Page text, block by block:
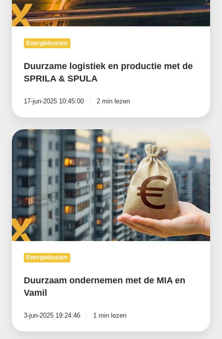
Energiekosten
Duurzame logistiek en productie met de
SPRILA & SPULA
17-jun-2025 10:45:00 2 min lezen
Duurzaam
ondernemen
de
MIA
en
Vamil
Energiekosten
Duurzaam ondernemen met de MIA en
Vamil
3-jun-2025 19:24:46 1 min lezen